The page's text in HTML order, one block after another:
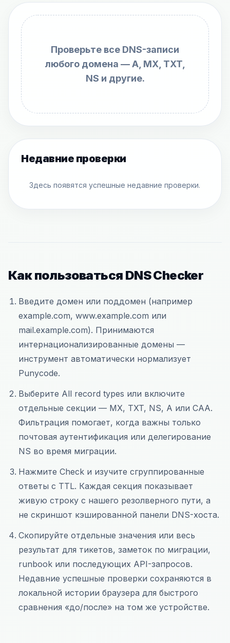
Проверьте все DNS-записи
любого домена — A, MX, TXT,
NS и другие.
Недавние проверки
Здесь появятся успешные недавние проверки.
Как пользоваться DNS Checker
Введите домен или поддомен (например
example.com, www.example.com или
mail.example.com). Принимаются
интернационализированные домены —
инструмент автоматически нормализует
Punycode.
Выберите All record types или включите
отдельные секции — MX, TXT, NS, A или CAA.
Фильтрация помогает, когда важны только
почтовая аутентификация или делегирование
NS во время миграции.
Нажмите Check и изучите сгруппированные
ответы с TTL. Каждая секция показывает
живую строку с нашего резолверного пути, а
не скриншот кэшированной панели DNS-хоста.
Скопируйте отдельные значения или весь
результат для тикетов, заметок по миграции,
runbook или последующих API-запросов.
Недавние успешные проверки сохраняются в
локальной истории браузера для быстрого
сравнения «до/после» на том же устройстве.